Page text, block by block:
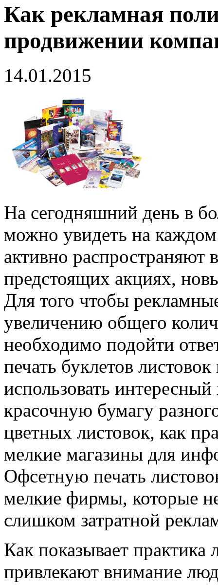
Как рекламная
продвижении
14.01.2015
На сегодняшний день в
можно увидеть на
активно
предстоящих акциях,
Для того чтобы
увеличению общего
необходимо подойти
печать буклетов
использовать
красочную бумагу
цветных листовок, как
мелкие магазины для
Офсетную печать
мелкие фирмы, которые
слишком затратной
Как показывает
привлекают внимание